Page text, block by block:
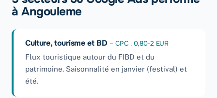
à Angouleme
Culture, tourisme et BD – CPC : 0,80-2 EUR
Flux touristique autour du FIBD et du
patrimoine. Saisonnalité en janvier (festival) et
été.